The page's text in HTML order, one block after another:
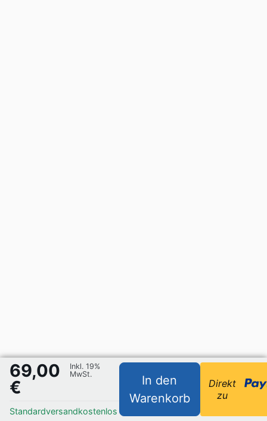
69,00
€
Inkl. 19%
MwSt.
Standardversandkostenlos
In den
Warenkorb
Direkt
zu